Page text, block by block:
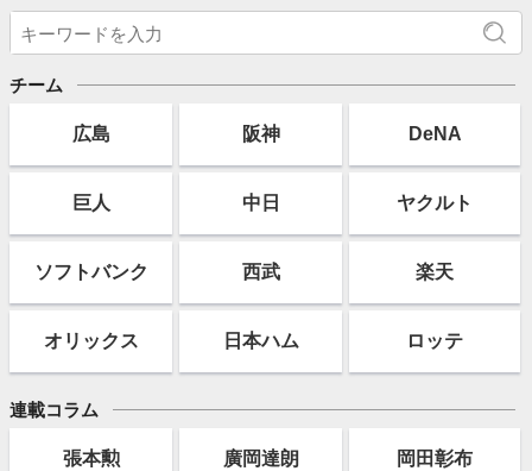
チーム
広島 阪神 DeNA
巨人 中日 ヤクルト
ソフトバンク 西武 楽天
オリックス 日本ハム ロッテ
連載コラム
張本勲 廣岡達朗 岡田彰布